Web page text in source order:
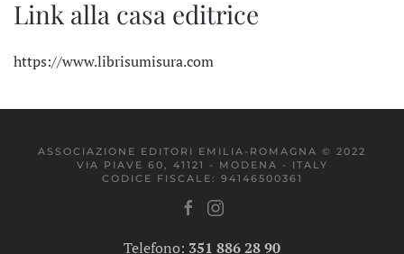
Link alla casa editrice
https://www.librisumisura.com
ASSOCIAZIONE EDITORI EMILIA-ROMAGNA © 2022
VIA PIAVE 60, 41121 - MODENA - ITALY
CODICE FISCALE: 94146500361
Telefono: 351 886 28 90